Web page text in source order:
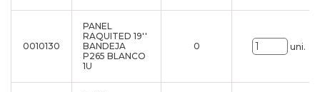
0010130
PANEL
RAQUITED 19''
BANDEJA
P265 BLANCO
1U
0 uni.